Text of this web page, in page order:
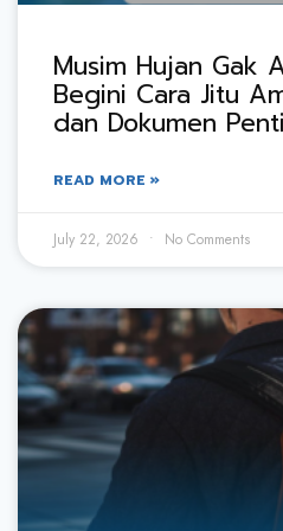
Musim Hujan Gak
Begini Cara Jitu
dan Dokumen
READ MORE »
July 22, 2026 No Comments